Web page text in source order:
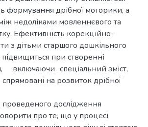
формування дрібної моторики, а
недоліками мовленнєвого та
Ефективність корекційно-
з дітьми старшого дошкільного
підвищиться при створенні
спеціальний зміст,
на розвиток дрібної
проведеного дослідження
про те, що у процесі